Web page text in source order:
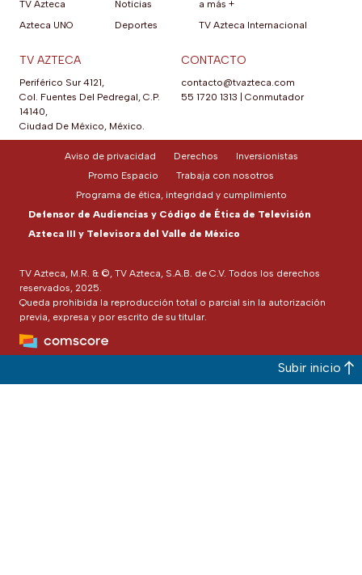
TV Azteca
Azteca UNO
Noticias
Deportes
a más +
TV Azteca Internacional
TV AZTECA
Periférico Sur 4121,
Col. Fuentes Del Pedregal, C.P.
14140,
Ciudad De México, México.
CONTACTO
contacto@tvazteca.com
55 1720 1313
Conmutador
TV Azteca, M.R. & ©, TV Azteca, S.A.B. de C.V. Todos los derechos
reservados, 2025.
Queda prohibida la reproducción total o parcial sin la autorización
previa, expresa y por escrito de su titular.
Aviso de privacidad Derechos
Inversionistas
Promo Espacio
Trabaja con nosotros
Programa de ética, integridad y cumplimiento
Defensor de Audiencias y Código de Ética de Televisión
Azteca III y Televisora del Valle de México
Subir inicio